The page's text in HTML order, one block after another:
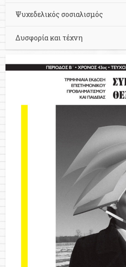
Ψυχεδελικός σοσιαλισμός
Δυσφορία και τέχνη